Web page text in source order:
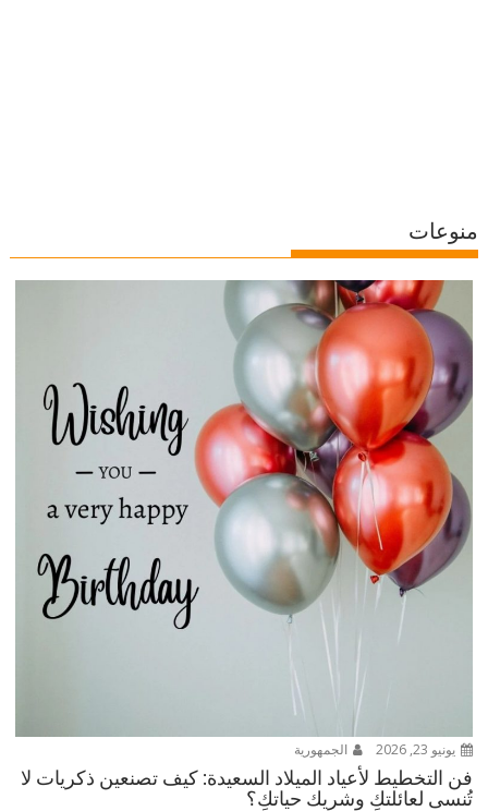
منوعات
يونيو 23, 2026 الجمهورية
فن التخطيط لأعياد الميلاد السعيدة: كيف تصنعين ذكريات لا
تُنسى لعائلتكِ وشريك حياتكِ؟